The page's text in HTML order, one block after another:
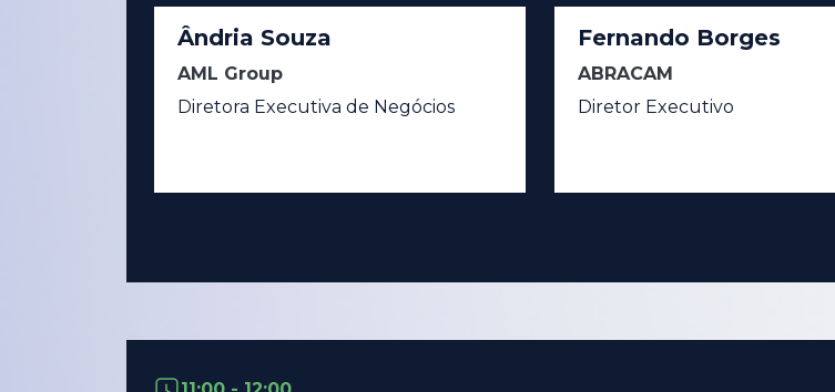
Ândria Souza
AML Group
Diretora Executiva de Negócios
Fernando Borges
ABRACAM
Diretor Executivo